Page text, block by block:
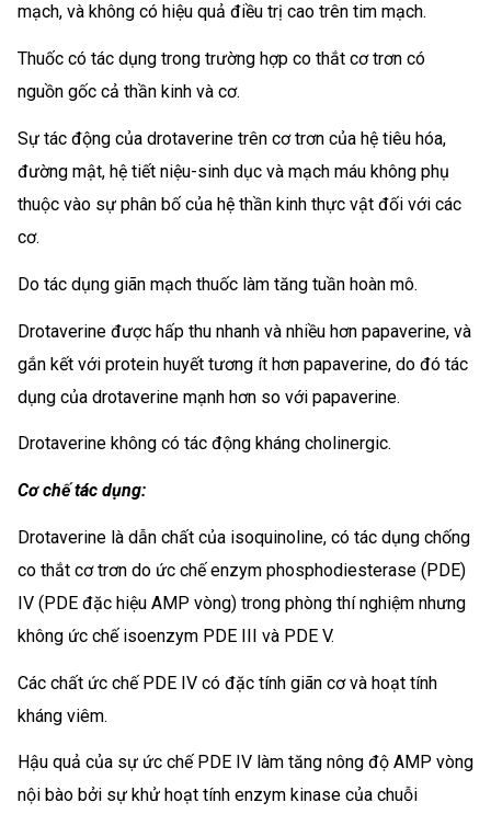
mạch, và không có hiệu quả điều trị cao trên tim mạch.
Thuốc có tác dụng trong trường hợp co thắt cơ trơn có
nguồn gốc cả thần kinh và cơ.
Sự tác động của drotaverine trên cơ trơn của hệ tiêu hóa,
đường mật, hệ tiết niệu-sinh dục và mạch máu không phụ
thuộc vào sự phân bố của hệ thần kinh thực vật đối với các
cơ.
Do tác dụng giãn mạch thuốc làm tăng tuần hoàn mô.
Drotaverine được hấp thu nhanh và nhiều hơn papaverine, và
gắn kết với protein huyết tương ít hơn papaverine, do đó tác
dụng của drotaverine mạnh hơn so với papaverine.
Drotaverine không có tác động kháng cholinergic.
Cơ chế tác dụng:
Drotaverine là dẫn chất của isoquinoline, có tác dụng chống
co thắt cơ trơn do ức chế enzym phosphodiesterase (PDE)
IV (PDE đặc hiệu AMP vòng) trong phòng thí nghiệm nhưng
không ức chế isoenzym PDE III và PDE V.
Các chất ức chế PDE IV có đặc tính giãn cơ và hoạt tính
kháng viêm.
Hậu quả của sự ức chế PDE IV làm tăng nông độ AMP vòng
nội bào bởi sự khử hoạt tính enzym kinase của chuỗi